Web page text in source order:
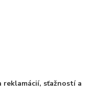
reklamácií, sťažností a